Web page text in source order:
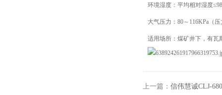
环境湿度：平均相对湿度
大气压力：80～116KPa（
适用场所：煤矿井下，有瓦
上一篇： 信伟慧诚CLJ-